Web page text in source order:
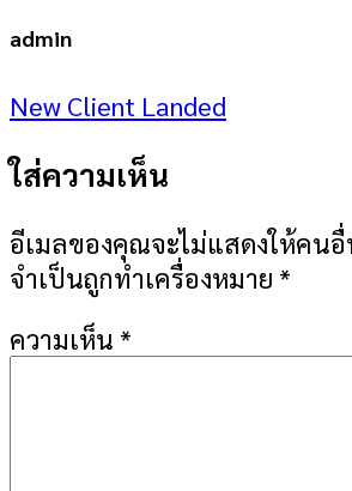
admin
New Client Landed
ใส่ความเห็น
อีเมลของคุณจะไม่แสดงให้คน
จำเป็นถูกทำเครื่องหมาย *
ความเห็น *